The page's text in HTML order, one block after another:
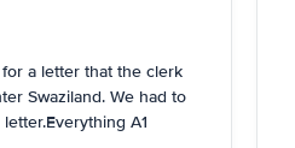
a letter that the clerk
Swaziland. We had to
A1